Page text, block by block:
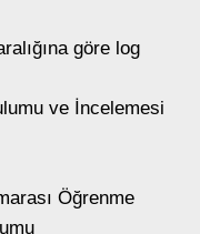
göre log
ve İncelemesi
Öğrenme